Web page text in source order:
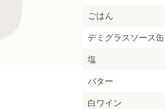
ごはん
デミグラスソース缶
塩
バター
白ワイン